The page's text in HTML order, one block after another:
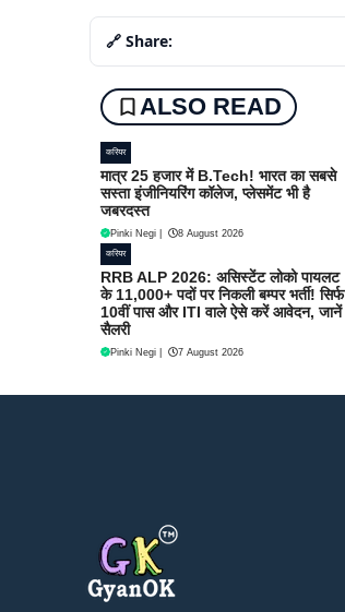
🔗 Share:
ALSO READ
करियर
मात्र 25 हजार में B.Tech! भारत का सबसे
सस्ता इंजीनियरिंग कॉलेज, प्लेसमेंट भी है
जबरदस्त
Pinki Negi 8 August 2026
करियर
RRB ALP 2026: असिस्टेंट लोको पायलट
के 11,000+ पदों पर निकली बम्पर भर्ती! सिर्फ
10वीं पास और ITI वाले ऐसे करें आवेदन, जानें
सैलरी
Pinki Negi 7 August 2026